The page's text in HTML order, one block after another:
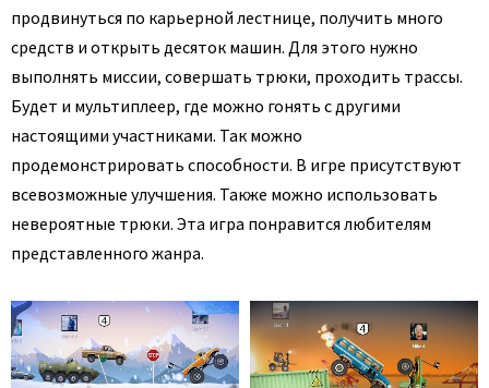
продвинуться по карьерной лестнице, получить много
средств и открыть десяток машин. Для этого нужно
выполнять миссии, совершать трюки, проходить трассы.
Будет и мультиплеер, где можно гонять с другими
настоящими участниками. Так можно
продемонстрировать способности. В игре присутствуют
всевозможные улучшения. Также можно использовать
невероятные трюки. Эта игра понравится любителям
представленного жанра.